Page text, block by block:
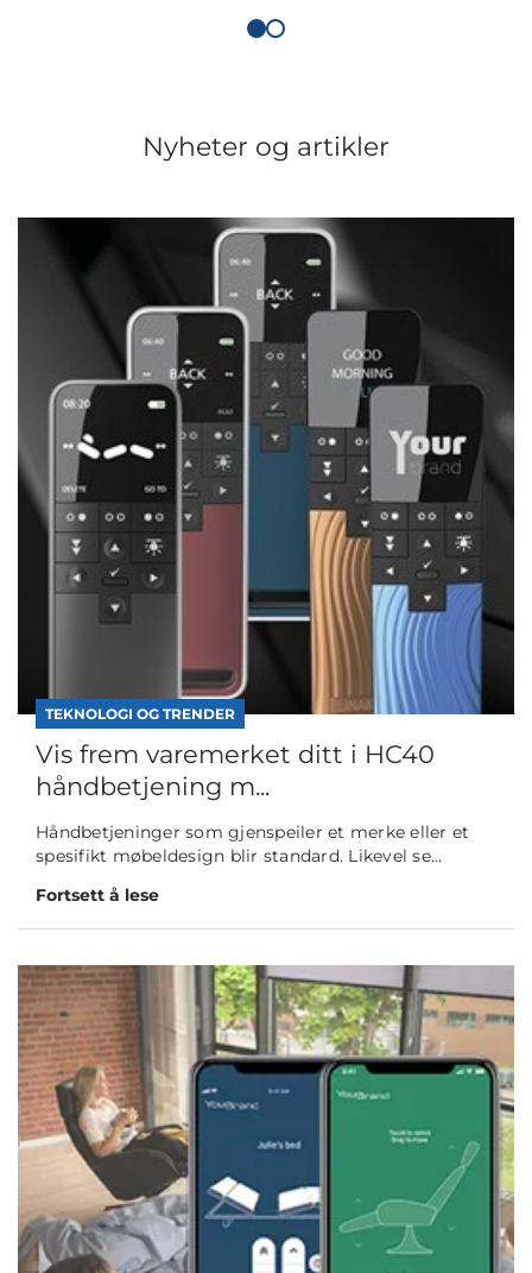
Nyheter og artikler
TEKNOLOGI OG TRENDER
Vis frem varemerket ditt i HC40
håndbetjening m...
Håndbetjeninger som gjenspeiler et merke eller et
spesifikt møbeldesign blir standard. Likevel se...
Fortsett å lese